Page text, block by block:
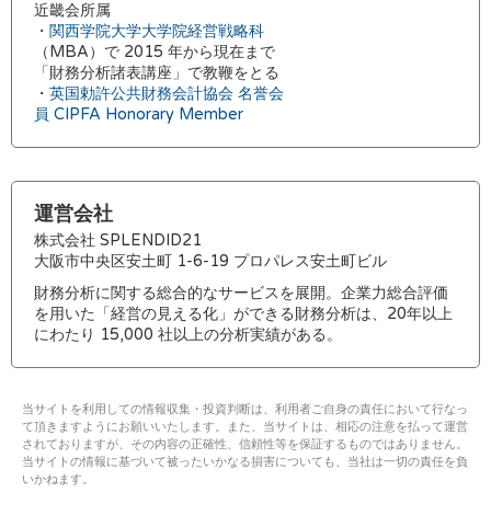
近畿会所属
・ 関西学院大学大学院経営戦略科
（MBA）で 2015 年から現在まで
「財務分析諸表講座」で教鞭をとる
・ 英国勅許公共財務会計協会 名誉会
員 CIPFA Honorary Member
運営会社
株式会社 SPLENDID21
大阪市中央区安土町 1-6-19 プロパレス安土町ビル
財務分析に関する総合的なサービスを展開。企業力総合評価
を用いた「経営の見える化」ができる財務分析は、20年以上
にわたり 15,000 社以上の分析実績がある。
当サイトを利用しての情報収集・投資判断は、利用者ご自身の責任において行なっ
て頂きますようにお願いいたします。また、当サイトは、相応の注意を払って運営
されておりますが、その内容の正確性、信頼性等を保証するものではありません。
当サイトの情報に基づいて被ったいかなる損害についても、当社は一切の責任を負
いかねます。